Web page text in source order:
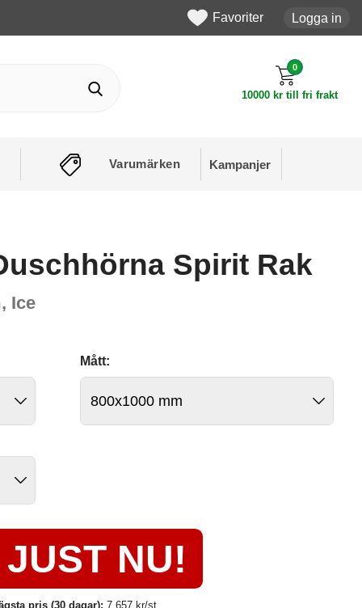
Favoriter Logga in
0
10000 kr till fri frakt
Varumärken Kampanjer
Spirit Rak
Ice
Mått:
JUST NU!
pris (30 dagar):7 657 kr/st